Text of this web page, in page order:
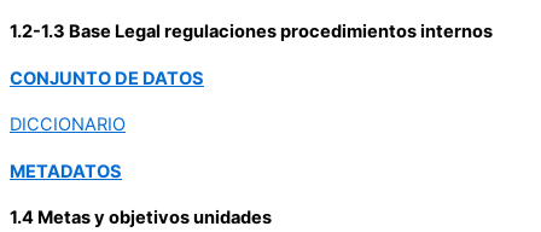
1.2-1.3 Base Legal regulaciones procedimientos internos
CONJUNTO DE DATOS
DICCIONARIO
METADATOS
1.4 Metas y objetivos unidades